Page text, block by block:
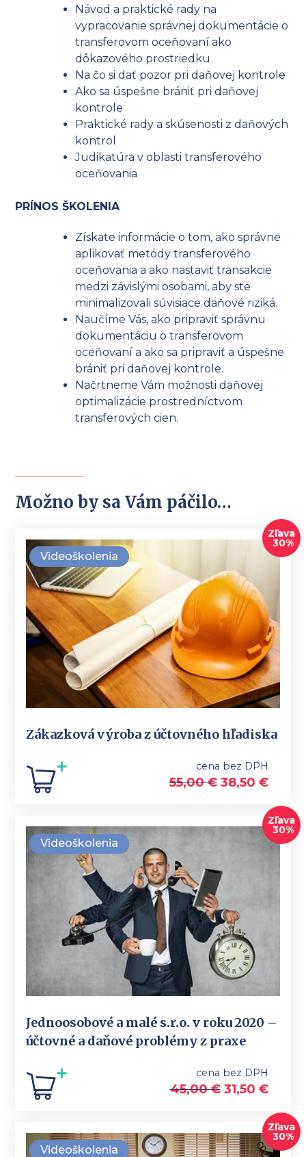
Návod a praktické rady na
vypracovanie správnej dokumentácie o
transferovom oceňovaní ako
dôkazového prostriedku
Na čo si dať pozor pri daňovej kontrole
Ako sa úspešne brániť pri daňovej
kontrole
Praktické rady a skúsenosti z daňových
kontrol
Judikatúra v oblasti transferového
oceňovania
PRÍNOS ŠKOLENIA
Získate informácie o tom, ako správne
aplikovať metódy transferového
oceňovania a ako nastaviť transakcie
medzi závislými osobami, aby ste
minimalizovali súvisiace daňové riziká.
Naučíme Vás, ako pripraviť správnu
dokumentáciu o transferovom
oceňovaní a ako sa pripraviť a úspešne
brániť pri daňovej kontrole.
Načrtneme Vám možnosti daňovej
optimalizácie prostredníctvom
transferových cien.
Možno by sa Vám páčilo…
Videoškolenia
Zľava
30%
Zákazková výroba z účtovného hľadiska
cena bez DPH
55,00€ 38,50 €
Videoškolenia
Zľava
30%
Jednoosobové a malé s.r.o. v roku 2020 –
účtovné a daňové problémy z praxe
cena bez DPH
45,00€ 31,50 €
Videoškolenia
Zľava
30%